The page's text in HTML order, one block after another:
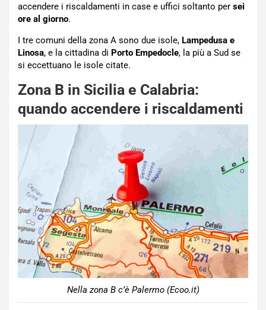
accendere i riscaldamenti in case e uffici soltanto per sei
ore al giorno.
I tre comuni della zona A sono due isole, Lampedusa e
Linosa, e la cittadina di Porto Empedocle, la più a Sud se
si eccettuano le isole citate.
Zona B in Sicilia e Calabria:
quando accendere i riscaldamenti
Nella zona B c’è Palermo (Ecoo.it)